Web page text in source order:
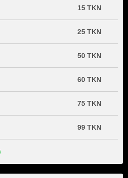
15 TKN
25 TKN
50 TKN
60 TKN
75 TKN
99 TKN